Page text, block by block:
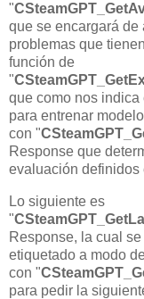
"
que se encargará
problemas que
función de
"
que como nos
para entrenar
con "
Response que
evaluación definidos
Lo siguiente es
"
Response, la cual
etiquetado a modo
con "
para pedir la